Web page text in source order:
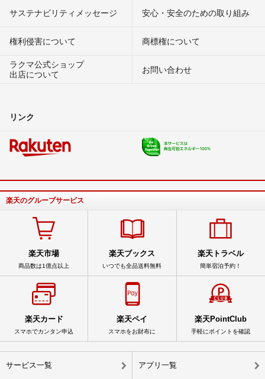
サステナビリティメッセージ 安心・安全のための取り組み
権利侵害について
商標権について
ラクマ公式ショップ
出店について
お問い合わせ
リンク
楽天のグループサービス
楽天市場
商品数は1億点以上
楽天ブックス
いつでも全品送料無料
楽天トラベル
簡単宿泊予約！
楽天カード
スマホでカンタン申込
楽天ペイ
スマホをお財布に
楽天PointClub
手軽にポイントを確認
サービス一覧 アプリ一覧